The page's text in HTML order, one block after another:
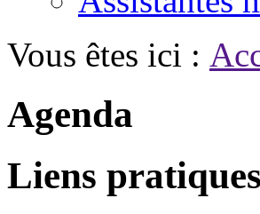
Vous êtes ici :
Agenda
Liens pratiques